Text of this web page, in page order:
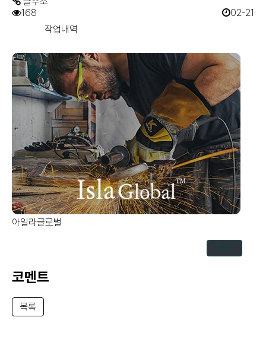
02-21
168
작업내역
아일라글로벌
신고
코멘트
목록